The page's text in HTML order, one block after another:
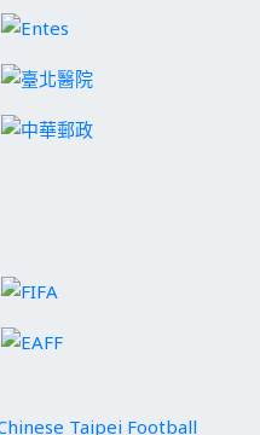
Taipei Football